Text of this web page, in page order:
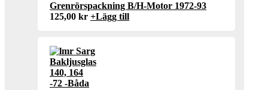
Grenrörspackning B/H-Motor 1972-93
125,00 kr +Lägg till